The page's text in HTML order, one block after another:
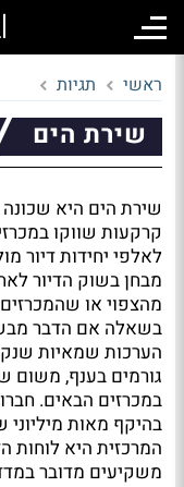
ראשי תגיות
שירת הים
שירת הים היא
קרקעות שווקו
לאלפי יחידות דיור
מבחן בשוק הדיור
מהצפוי או
בשאלה אם הדבר
הערכות שמאיות
גורמים בענף, משום
במכרזים הבאים.
בהיקף מאות
המרכזית היא לוחות
משקיעים מדובר